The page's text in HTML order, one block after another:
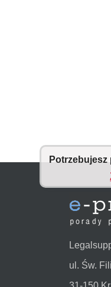
ul. Św.